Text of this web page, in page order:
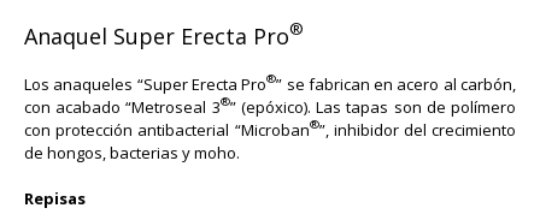
Anaquel Super Erecta Pro®
Los anaqueles “Super Erecta Pro®” se fabrican en acero al carbón,
con acabado “Metroseal 3®” (epóxico). Las tapas son de polímero
con protección antibacterial “Microban®”, inhibidor del crecimiento
de hongos, bacterias y moho.
Repisas